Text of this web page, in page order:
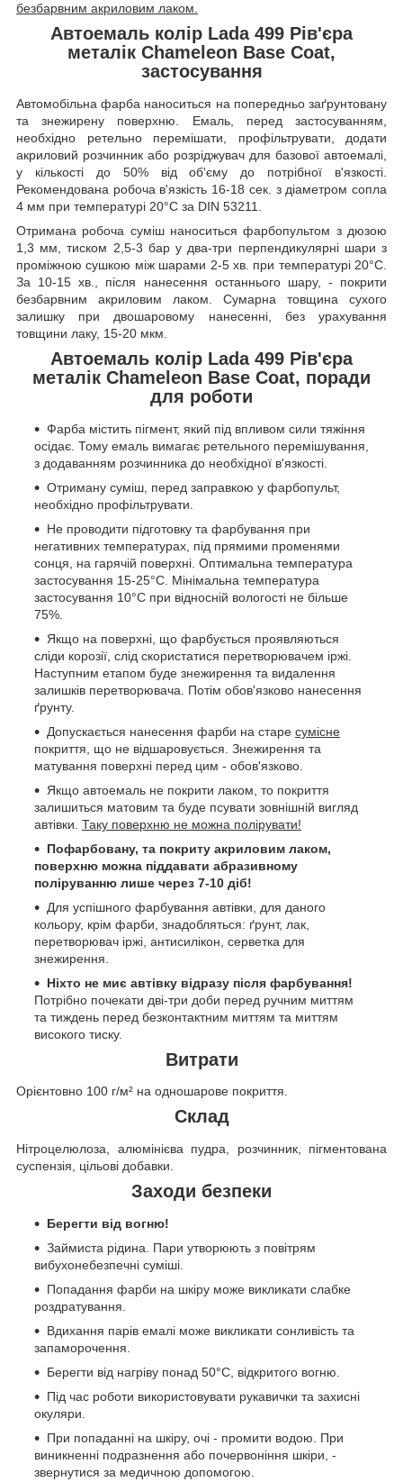
безбарвним акриловим лаком.
Автоемаль колір Lada 499 Рів'єра
металік Chameleon Base Coat,
застосування
Автомобільна фарба наноситься на попередньо заґрунтовану
та знежирену поверхню. Емаль, перед застосуванням,
необхідно ретельно перемішати, профільтрувати, додати
акриловий розчинник або розріджувач для базової автоемалі,
у кількості до 50% від об'єму до потрібної в'язкості.
Рекомендована робоча в'язкість 16-18 сек. з діаметром сопла
4 мм при температурі 20°C за DIN 53211.
Отримана робоча суміш наноситься фарбопультом з дюзою
1,3 мм, тиском 2,5-3 бар у два-три перпендикулярні шари з
проміжною сушкою між шарами 2-5 хв. при температурі 20°C.
За 10-15 хв., після нанесення останнього шару, - покрити
безбарвним акриловим лаком. Сумарна товщина сухого
залишку при двошаровому нанесенні, без урахування
товщини лаку, 15-20 мкм.
Автоемаль колір Lada 499 Рів'єра
металік Chameleon Base Coat, поради
для роботи
Фарба містить пігмент, який під впливом сили тяжіння
осідає. Тому емаль вимагає ретельного перемішування,
з додаванням розчинника до необхідної в'язкості.
Отриману суміш, перед заправкою у фарбопульт,
необхідно профільтрувати.
Не проводити підготовку та фарбування при
негативних температурах, під прямими променями
сонця, на гарячій поверхні. Оптимальна температура
застосування 15-25°C. Мінімальна температура
застосування 10°C при відносній вологості не більше
75%.
Якщо на поверхні, що фарбується проявляються
сліди корозії, слід скористатися перетворювачем іржі.
Наступним етапом буде знежирення та видалення
залишків перетворювача. Потім обов'язково нанесення
ґрунту.
Допускається нанесення фарби на старе сумісне
покриття, що не відшаровується. Знежирення та
матування поверхні перед цим - обов'язково.
Якщо автоемаль не покрити лаком, то покриття
залишиться матовим та буде псувати зовнішній вигляд
автівки. Таку поверхню не можна полірувати!
Пофарбовану, та покриту акриловим лаком,
поверхню можна піддавати абразивному
поліруванню лише через 7-10 діб!
Для успішного фарбування автівки, для даного
кольору, крім фарби, знадобляться: ґрунт, лак,
перетворювач іржі, антисилікон, серветка для
знежирення.
Ніхто не миє автівку відразу після фарбування!
Потрібно почекати дві-три доби перед ручним миттям
та тиждень перед безконтактним миттям та миттям
високого тиску.
Витрати
Орієнтовно 100 г/м² на одношарове покриття.
Склад
Нітроцелюлоза, алюмінієва пудра, розчинник, пігментована
суспензія, цільові добавки.
Заходи безпеки
Берегти від вогню!
Займиста рідина. Пари утворюють з повітрям
вибухонебезпечні суміші.
Попадання фарби на шкіру може викликати слабке
роздратування.
Вдихання парів емалі може викликати сонливість та
запаморочення.
Берегти від нагріву понад 50°C, відкритого вогню.
Під час роботи використовувати рукавички та захисні
окуляри.
При попаданні на шкіру, очі - промити водою. При
виникненні подразнення або почервоніння шкіри, -
звернутися за медичною допомогою.